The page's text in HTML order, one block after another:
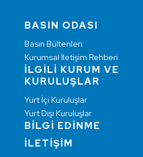
BASIN ODASI
Basın Bültenleri
Kurumsal İletişim Rehberi
İLGİLİ KURUM VE
KURULUŞLAR
Yurt İçi Kuruluşlar
Yurt Dışı Kuruluşlar
BİLGİ EDİNME
İLETİŞİM